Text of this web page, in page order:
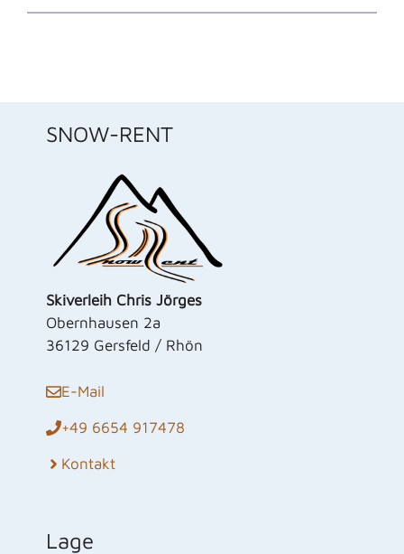
SNOW-RENT
Skiverleih Chris Jörges
Obernhausen 2a
36129 Gersfeld / Rhön
E-Mail
+49 6654 917478
Kontakt
Lage